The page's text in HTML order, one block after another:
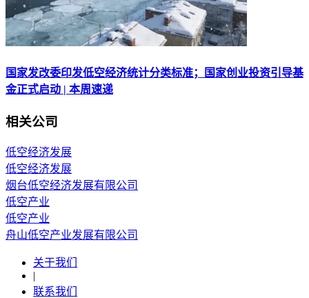
国家发改委印发低空经济统计分类标准；国家创业投资引导基
金正式启动 | 本周速递
相关公司
低空经济发展
低空经济发展
烟台低空经济发展有限公司
低空产业
低空产业
舟山低空产业发展有限公司
关于我们
|
联系我们